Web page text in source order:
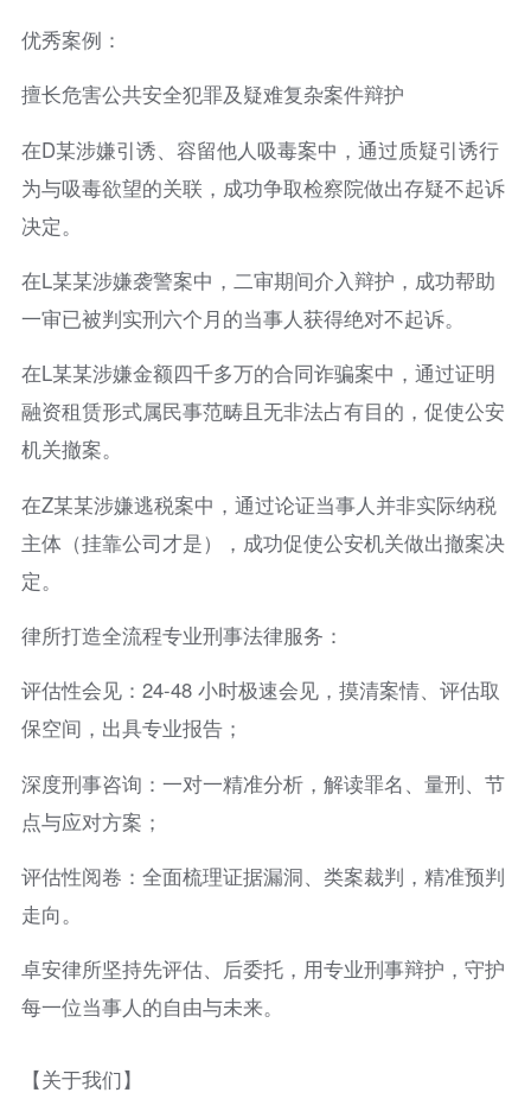
优秀案例：
擅长危害公共安全犯罪及疑难复杂案件辩护
在D某涉嫌引诱、容留他人吸毒案中，通过质疑引诱行
为与吸毒欲望的关联，成功争取检察院做出存疑不起诉
决定。
在L某某涉嫌袭警案中，二审期间介入辩护，成功帮助
一审已被判实刑六个月的当事人获得绝对不起诉。
在L某某涉嫌金额四千多万的合同诈骗案中，通过证明
融资租赁形式属民事范畴且无非法占有目的，促使公安
机关撤案。
在Z某某涉嫌逃税案中，通过论证当事人并非实际纳税
主体（挂靠公司才是），成功促使公安机关做出撤案决
定。
律所打造全流程专业刑事法律服务：
评估性会见：24-48 小时极速会见，摸清案情、评估取
保空间，出具专业报告；
深度刑事咨询：一对一精准分析，解读罪名、量刑、节
点与应对方案；
评估性阅卷：全面梳理证据漏洞、类案裁判，精准预判
走向。
卓安律所坚持先评估、后委托，用专业刑事辩护，守护
每一位当事人的自由与未来。
【关于我们】